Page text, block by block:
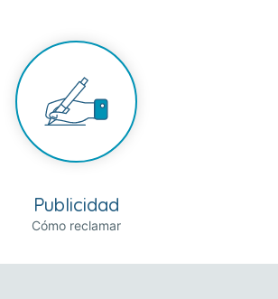
Publicidad
Cómo reclamar